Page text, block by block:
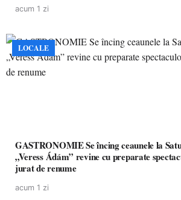
acum 1 zi
LOCALE
GASTRONOMIE Se încing ceaunele la Satu Mare! Concursul
„Veress Ádám” revine cu preparate
jurat de renume
acum 1 zi